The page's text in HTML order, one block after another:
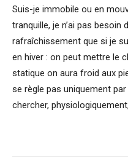
Suis-je immobile ou en
tranquille, je n’ai pas besoin
rafraîchissement que si je
en hiver : on peut mettre le
statique on aura froid aux
se règle pas uniquement
chercher,